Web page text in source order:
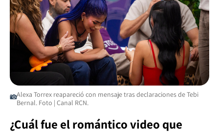
Alexa Torrex reapareció con mensaje tras declaraciones de Tebi
Bernal. Foto | Canal RCN.
¿Cuál fue el romántico video que